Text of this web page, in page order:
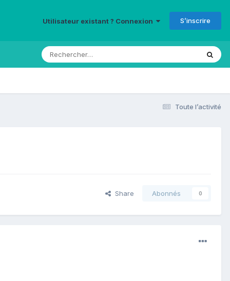
Utilisateur existant ? Connexion S’inscrire
Toute l’activité
Share Abonnés 0